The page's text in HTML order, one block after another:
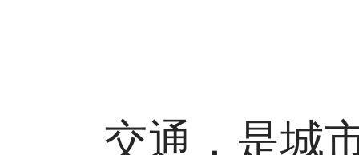
交通，是城